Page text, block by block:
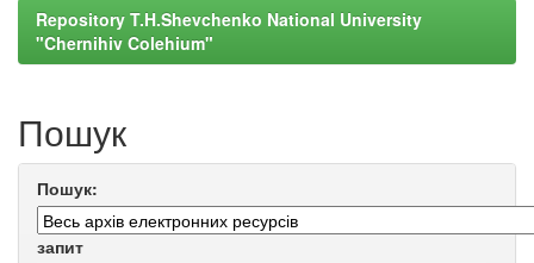
Repository T.H.Shevchenko National University
"Chernihiv Colehium"
Пошук
Пошук:
запит